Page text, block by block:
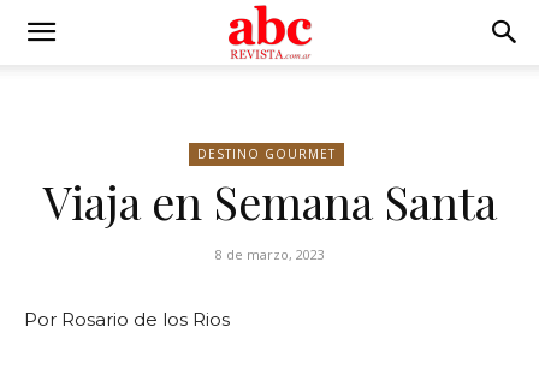
DESTINO GOURMET
Viaja en Semana Santa
8 de marzo, 2023
Por Rosario de los Rios